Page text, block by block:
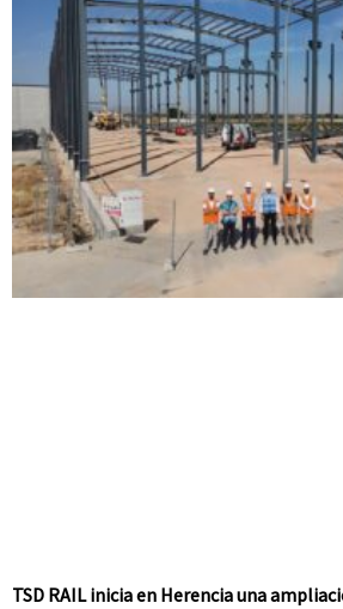
TSD RAIL inicia en Herencia una